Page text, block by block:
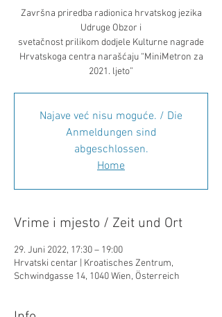
Završna priredba radionica hrvatskog jezika
Udruge Obzor i
svetačnost prilikom dodjele Kulturne nagrade
Hrvatskoga centra narašćaju “MiniMetron za
Najave već nisu moguće. / Die
Anmeldungen sind
abgeschlossen.
Home
Vrime i mjesto / Zeit und Ort
29. Juni 2022, 17:30 – 19:00
Hrvatski centar | Kroatisches Zentrum,
Schwindgasse 14, 1040 Wien, Österreich